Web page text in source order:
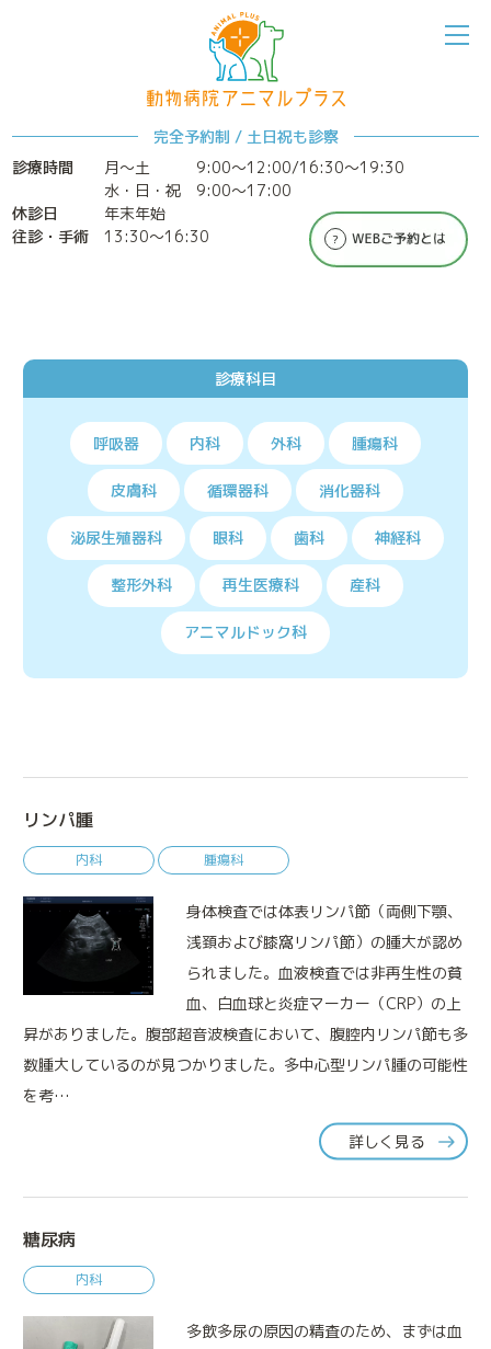
完全予約制 / 土日祝も診察
診療時間
月～土
9:00〜12:00/16:30〜19:30
水・日・祝 9:00〜17:00
休診日
年末年始
往診・手術
13:30〜16:30
アニマルプラスについて
診療案内
診療科目
呼吸器 内科 外科 腫瘍科
皮膚科 循環器科 消化器科
泌尿生殖器科 眼科 歯科 神経科
整形外科 再生医療科 産科
アニマルドック科
リンパ腫
内科 腫瘍科
身体検査では体表リンパ節（両側下顎、
浅頚および膝窩リンパ節）の腫大が認め
られました。血液検査では非再生性の貧
血、白血球と炎症マーカー（CRP）の上
昇がありました。腹部超音波検査において、腹腔内リンパ節も多
数腫大しているのが見つかりました。多中心型リンパ腫の可能性
を考…
詳しく見る
糖尿病
内科
多飲多尿の原因の精査のため、まずは血